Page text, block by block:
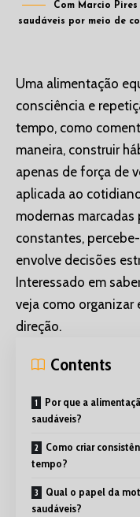
Com Marcio
saudáveis por meio de
Uma alimentação
consciência e
tempo, como
maneira, construir
apenas de força de
aplicada ao
modernas
constantes,
envolve decisões
Interessado em
veja como organizar
direção.
Contents
Por que a
saudáveis?
Como criar
tempo?
Qual o papel da
saudáveis?